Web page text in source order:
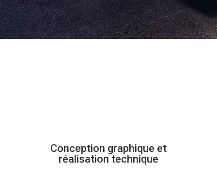
Conception graphique et
réalisation technique